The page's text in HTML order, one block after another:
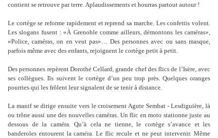
contient se retrouve par terre. Aplaudissements et hourras partout autour !
Le cortège se reforme rapidement et reprend sa marche. Les confettis volent.
Les slogans fusent : «À Grenoble comme ailleurs, démontons les caméras»,
«Police, caméras, on en veut pas»… Des personnes avec ou sans masque,
parfois même avec des enfants, rejoignent le cortège petit à petit.
Des personnes repèrent Dorothé Cellard, grande chef des flics de l’Isère, avec
ses collègues. Ils suivent le cortège d’un peu trop près. Quelques oranges
pourries qui les frôlent leur signalent de se tenir à distance.
La manif se dirige ensuite vers le croisement Agute Sembat - Lesdiguière, là
ou trône aussi une des nouvelles caméras. Un flic en moto stationne juste au
dessous de la caméra. Qu’à cela ne tienne, le cortège s’avance et les
banderoles entourent la caméra. Le flic recule et ne peut intervenir. Même